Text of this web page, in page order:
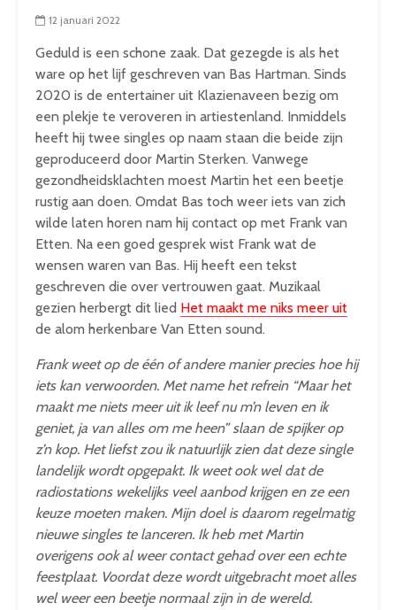
12 januari 2022
Geduld is een schone zaak. Dat gezegde is als het
ware op het lijf geschreven van Bas Hartman. Sinds
2020 is de entertainer uit Klazienaveen bezig om
een plekje te veroveren in artiestenland. Inmiddels
heeft hij twee singles op naam staan die beide zijn
geproduceerd door Martin Sterken. Vanwege
gezondheidsklachten moest Martin het een beetje
rustig aan doen. Omdat Bas toch weer iets van zich
wilde laten horen nam hij contact op met Frank van
Etten. Na een goed gesprek wist Frank wat de
wensen waren van Bas. Hij heeft een tekst
geschreven die over vertrouwen gaat. Muzikaal
gezien herbergt dit lied Het maakt me niks meer uit
de alom herkenbare Van Etten sound.
Frank weet op de één of andere manier precies hoe hij
iets kan verwoorden. Met name het refrein “Maar het
maakt me niets meer uit ik leef nu m’n leven en ik
geniet, ja van alles om me heen” slaan de spijker op
z’n kop. Het liefst zou ik natuurlijk zien dat deze single
landelijk wordt opgepakt. Ik weet ook wel dat de
radiostations wekelijks veel aanbod krijgen en ze een
keuze moeten maken. Mijn doel is daarom regelmatig
nieuwe singles te lanceren. Ik heb met Martin
overigens ook al weer contact gehad over een echte
feestplaat. Voordat deze wordt uitgebracht moet alles
wel weer een beetje normaal zijn in de wereld.